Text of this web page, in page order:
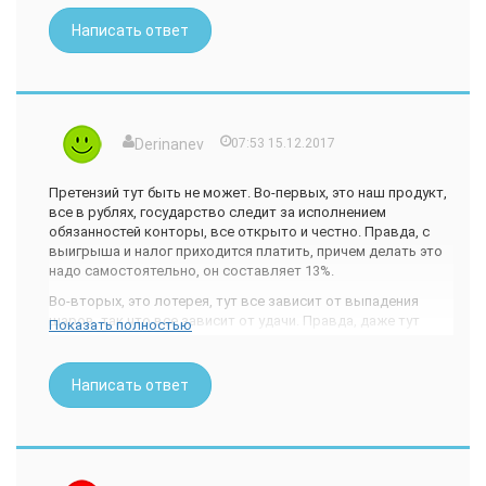
А так, в целом лотерея довольно интересная, можно
зависнуть и скоротать свое свободное время.
Написать ответ
Derinanev 07:53 15.12.2017
Претензий тут быть не может. Во-первых, это наш продукт,
все в рублях, государство следит за исполнением
обязанностей конторы, все открыто и честно. Правда, с
выигрыша и налог приходится платить, причем делать это
надо самостоятельно, он составляет 13%.
Во-вторых, это лотерея, тут все зависит от выпадения
шаров, так что все зависит от удачи. Правда, даже тут
участвую в многотиражных розыгрышах, причем иногда
довожу число тиражей до максимума – 9 штук по своей
ставке.
ограничиваюсь минимальным числом цифр. Только тут
Показать полностью
Написать ответ